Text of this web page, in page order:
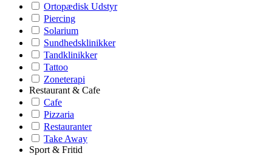
Ortopædisk Udstyr
Piercing
Solarium
Sundhedsklinikker
Tandklinikker
Tattoo
Zoneterapi
Restaurant & Cafe
Cafe
Pizzaria
Restauranter
Take Away
Sport & Fritid